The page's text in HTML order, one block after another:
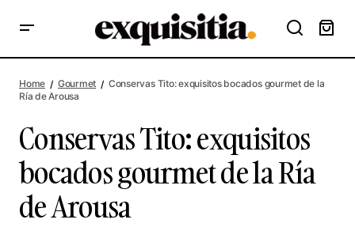
Arousa
Home Gourmet
Conservas Tito: exquisitos bocados gourmet de la
Ría de Arousa
Conservas Tito: exquisitos
bocados gourmet de la Ría
de Arousa